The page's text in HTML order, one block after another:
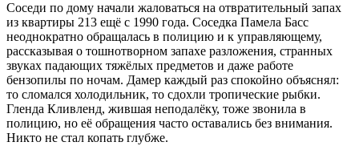
Соседи по дому начали жаловаться на отвратительный запах
из квартиры 213 ещё с 1990 года. Соседка Памела Басс
неоднократно обращалась в полицию и к управляющему,
рассказывая о тошнотворном запахе разложения, странных
звуках падающих тяжёлых предметов и даже работе
бензопилы по ночам. Дамер каждый раз спокойно объяснял:
то сломался холодильник, то сдохли тропические рыбки.
Гленда Кливленд, жившая неподалёку, тоже звонила в
полицию, но её обращения часто оставались без внимания.
Никто не стал копать глубже.